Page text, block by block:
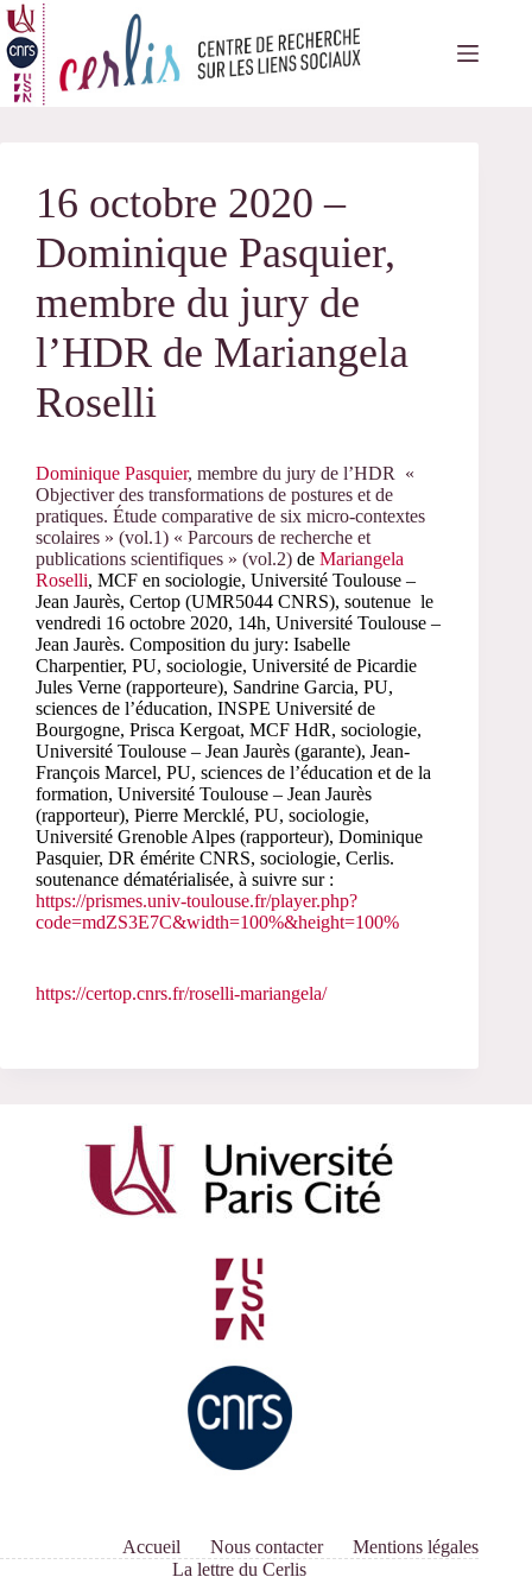
Passer
au
contenu
16 octobre 2020 –
Dominique Pasquier,
membre du jury de
l’HDR de Mariangela
Roselli
Dominique Pasquier, membre du jury de l’HDR «
Objectiver des transformations de postures et de
pratiques. Étude comparative de six micro-contextes
scolaires » (vol.1) « Parcours de recherche et
publications scientifiques » (vol.2) de Mariangela
Roselli, MCF en sociologie, Université Toulouse –
Jean Jaurès, Certop (UMR5044 CNRS), soutenue le
vendredi 16 octobre 2020, 14h, Université Toulouse –
Jean Jaurès. Composition du jury: Isabelle
Charpentier, PU, sociologie, Université de Picardie
Jules Verne (rapporteure), Sandrine Garcia, PU,
sciences de l’éducation, INSPE Université de
Bourgogne, Prisca Kergoat, MCF HdR, sociologie,
Université Toulouse – Jean Jaurès (garante), Jean-
François Marcel, PU, sciences de l’éducation et de la
formation, Université Toulouse – Jean Jaurès
(rapporteur), Pierre Mercklé, PU, sociologie,
Université Grenoble Alpes (rapporteur), Dominique
Pasquier, DR émérite CNRS, sociologie, Cerlis.
soutenance dématérialisée, à suivre sur :
https://prismes.univ-toulouse.fr/player.php?
code=mdZS3E7C&width=100%&height=100%
https://certop.cnrs.fr/roselli-mariangela/
Accueil Nous contacter
Mentions légales
La lettre du Cerlis